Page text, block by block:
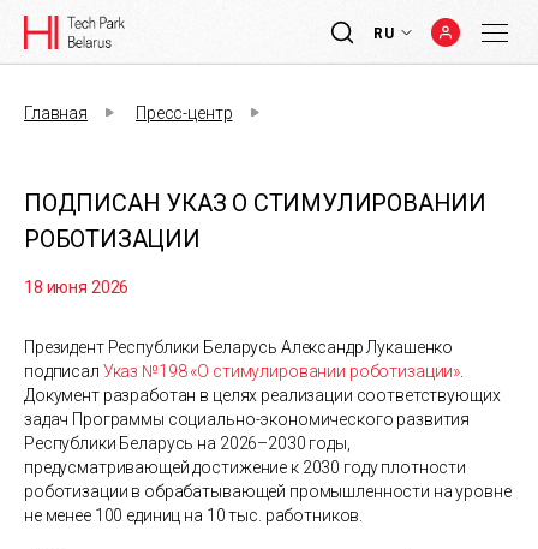
RU
Главная Пресс-центр
ПОДПИСАН УКАЗ О СТИМУЛИРОВАНИИ
РОБОТИЗАЦИИ
18 июня 2026
Президент Республики Беларусь Александр Лукашенко
подписал Указ №198 «О стимулировании роботизации»
Документ разработан в целях реализации соответствующих
задач Программы социально-экономического развития
Республики Беларусь на 2026–2030 годы,
предусматривающей достижение к 2030 году плотности
роботизации в обрабатывающей промышленности на уровне
не менее 100 единиц на 10 тыс. работников.